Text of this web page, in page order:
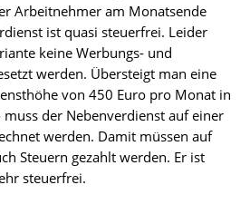
Arbeitnehmer am Monatsende
ist quasi steuerfrei. Leider
keine Werbungs- und
werden. Übersteigt man eine
von 450 Euro pro Monat in
der Nebenverdienst auf einer
werden. Damit müssen auf
Steuern gezahlt werden. Er ist
steuerfrei.